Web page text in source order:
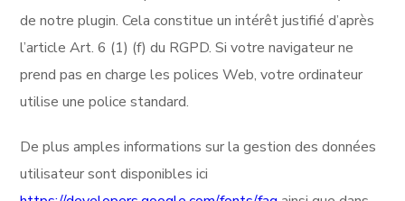
de notre plugin. Cela constitue un intérêt justifié d’après
l’article Art. 6 (1) (f) du RGPD. Si votre navigateur ne
prend pas en charge les polices Web, votre ordinateur
utilise une police standard.
De plus amples informations sur la gestion des données
utilisateur sont disponibles ici